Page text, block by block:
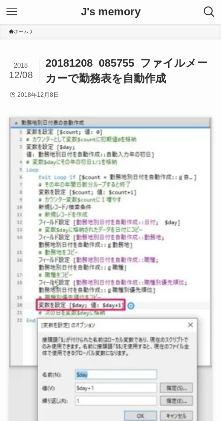
J's memory
ホーム
20181208_085755_ファイルメー
カーで勤務表を自動作成
2018
12/08
2018年12月8日